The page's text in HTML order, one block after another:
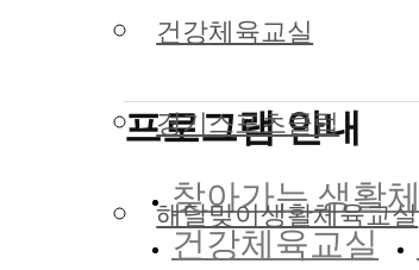
건강체육교실
경기스포츠클럽
해달맞이생활체육교실
프로그램 안내
찾아가는 생활
건강체육교실